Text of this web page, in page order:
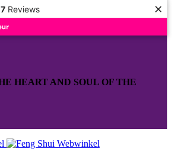
Reviews ×
HEART AND SOUL OF THE